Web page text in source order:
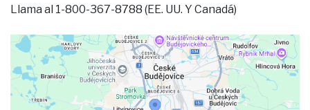
Llama al 1-800-367-8788 (EE. UU. Y Canadá)